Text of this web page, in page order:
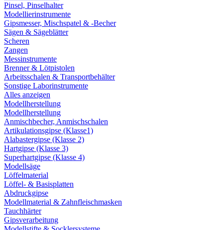
Pinsel, Pinselhalter
Modellierinstrumente
Gipsmesser, Mischspatel & -Becher
Sägen & Sägeblätter
Scheren
Zangen
Messinstrumente
Brenner & Lötpistolen
Arbeitsschalen & Transportbehälter
Sonstige Laborinstrumente
Alles anzeigen
Modellherstellung
Modellherstellung
Anmischbecher, Anmischschalen
Artikulationsgipse (Klasse1)
Alabastergipse (Klasse 2)
Hartgipse (Klasse 3)
Superhartgipse (Klasse 4)
Modellsäge
Löffelmaterial
Löffel- & Basisplatten
Abdruckgipse
Modellmaterial & Zahnfleischmasken
Tauchhärter
Gipsverarbeitung